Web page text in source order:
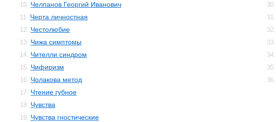
10. Челпанов Георгий Иванович
11. Черта личностная
12. Честолюбие
13. Чижа симптомы
14. Чителли синдром
15. Чифиризм
16. Чолакова метод
17. Чтение губное
18. Чувства
19. Чувства гностические
30.
31.
32.
33.
34.
35.
36.